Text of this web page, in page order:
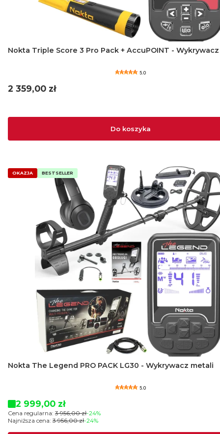
Nokta Triple Score 3 Pro Pack + AccuPOINT -
5.0
Cena
2 359,00 zł
Do koszyka
OKAZJA BESTSELLER
Nokta The Legend PRO PACK LG30 - Wykrywacz metali
5.0
Cena promocyjna
2 999,00 zł
Cena regularna: 3 956,00 zł-24%
Najniższa cena: 3 956,00 zł-24%